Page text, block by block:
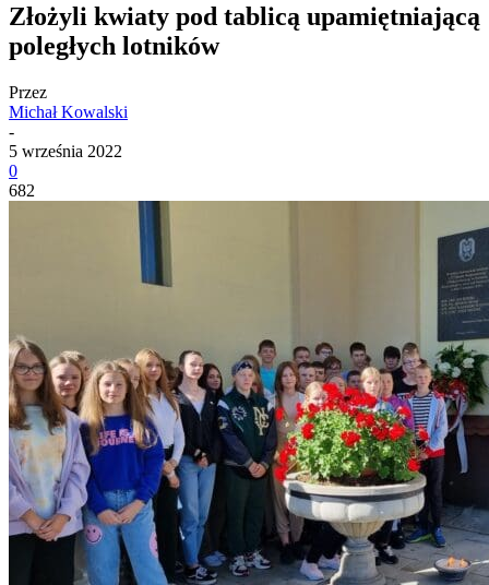
Złożyli kwiaty pod tablicą upamiętniającą
poległych lotników
Przez
Michał Kowalski
-
5 września 2022
0
682